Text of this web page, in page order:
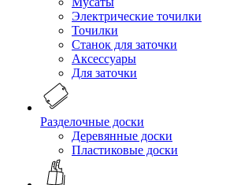
Электрические точилки
Точилки
Станок для заточки
Аксессуары
Для заточки
Разделочные доски
Деревянные доски
Пластиковые доски